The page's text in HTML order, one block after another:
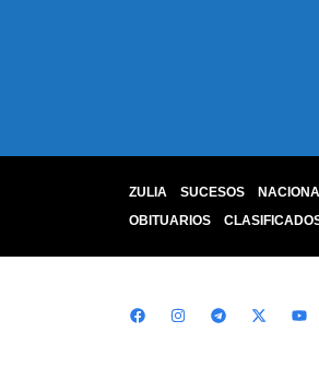
ZULIA SUCESOS
OBITUARIOS